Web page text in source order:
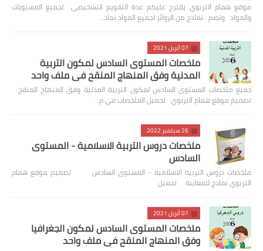
موقع همام التربوي يقترح عليكم عدة التقويم التشخيصي لجميع المستويات
والمواد وتضم : نماذج من الروائز لجميع المواد نماذ…
07 أبريل 2021
ملخصات المستوى السادس لمكون التربية
المدنية وفق المنهاج المنقح في ملف واحد
جميع ملخصات المستوى السادس لمكون التربية المدنية وفق المنهاج المنقح
تصميم موقع همام التربوي تحميل الملخصات في م…
26 سبتمبر 2022
ملخصات دروس التربية الاسلامية - المستوى
السادس
ملخصات دروس التربية الاسلامية - المستوى السادس تصميم موقع همام
التربوي نماذج للمعاينة تحميل
07 أبريل 2021
ملخصات المستوى السادس لمكون الجغرافيا
وفق المنهاج المنقح في ملف واحد